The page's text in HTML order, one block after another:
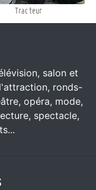
Tracteur
salon et
ronds-
opéra, mode,
spectacle,